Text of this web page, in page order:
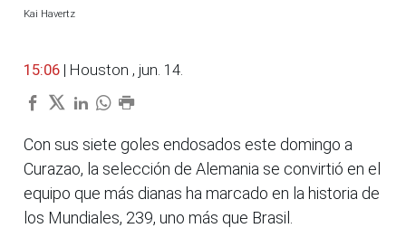
Kai Havertz
15:06 | Houston , jun. 14.
Con sus siete goles endosados este domingo a
Curazao, la selección de Alemania se convirtió en el
equipo que más dianas ha marcado en la historia de
los Mundiales, 239, uno más que Brasil.